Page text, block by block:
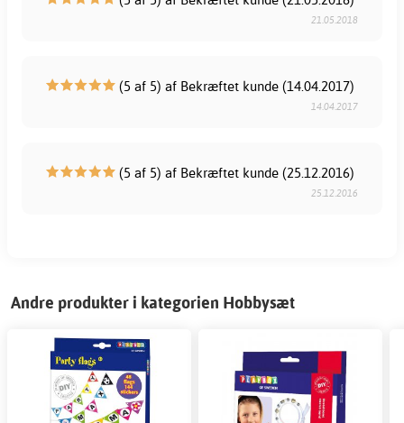
21.05.2018
(5 af 5) af Bekræftet kunde (14.04.2017)
14.04.2017
(5 af 5) af Bekræftet kunde (25.12.2016)
25.12.2016
Andre produkter i kategorien Hobbysæt